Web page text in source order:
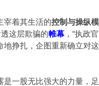
宰着其生活的控制与操纵
这层欺骗的帷幕 ，“执政
挣扎，企图重新确立对
一股无比强大的力量，